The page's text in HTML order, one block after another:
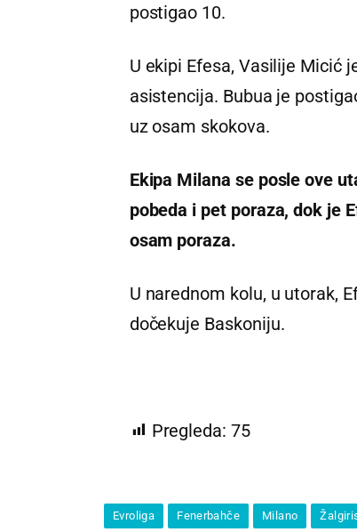
postigao 10.
U ekipi Efesa, Vasilije Micić
asistencija. Bubua je
uz osam skokova.
Ekipa Milana se posle ove
pobeda i pet poraza, dok je
osam poraza.
U narednom kolu, u utorak,
dočekuje Baskoniju.
Pregleda: 75
Evroliga Fenerbahče Milano